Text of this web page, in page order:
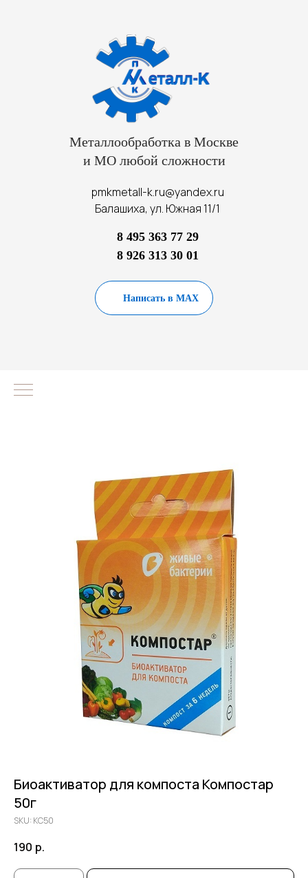
Металлообработка в Москве
и МО любой сложности
pmkmetall-k.ru@yandex.ru
Балашиха, ул. Южная 11/1
8 495 363 77 29
8 926 313 30 01
Написать в MAX
Биоактиватор для компоста Компостар
50г
SKU: КС50
190 р.